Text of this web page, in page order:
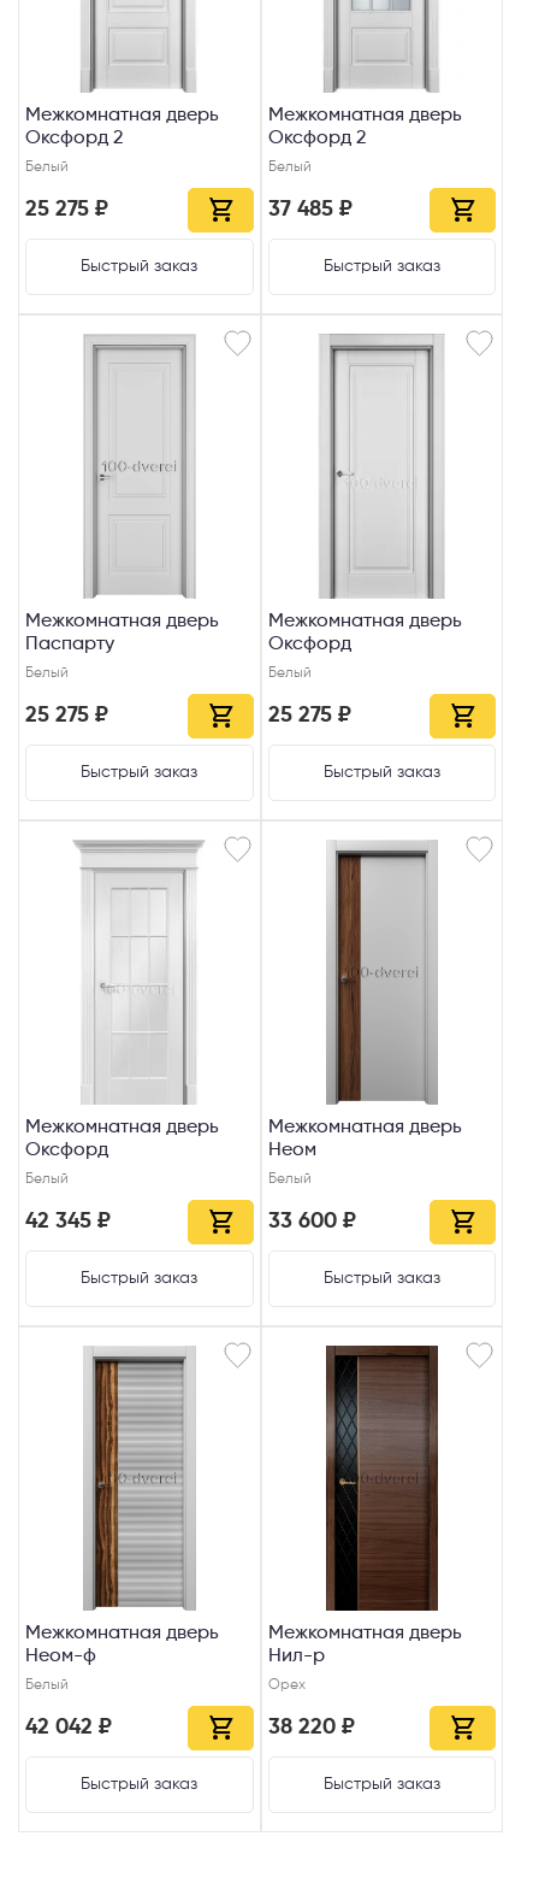
Межкомнатная дверь
Оксфорд 2
Белый
25 275 ₽
Быстрый заказ
Межкомнатная дверь
Оксфорд 2
Белый
37 485 ₽
Быстрый заказ
Межкомнатная дверь
Паспарту
Белый
25 275 ₽
Быстрый заказ
Межкомнатная дверь
Оксфорд
Белый
25 275 ₽
Быстрый заказ
Межкомнатная дверь
Оксфорд
Белый
42 345 ₽
Быстрый заказ
Межкомнатная дверь
Неом
Белый
33 600 ₽
Быстрый заказ
Межкомнатная дверь
Неом-ф
Белый
42 042 ₽
Быстрый заказ
Межкомнатная дверь
Нил-р
Орех
38 220 ₽
Быстрый заказ